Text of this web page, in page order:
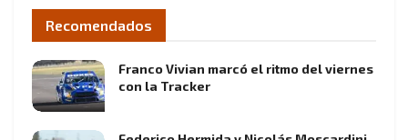
Recomendados
Franco Vivian marcó el ritmo del viernes
con la Tracker